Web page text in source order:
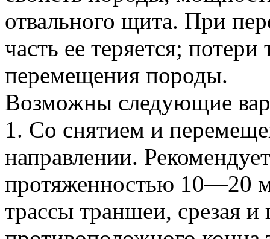
отвального щита. При
часть ее теряется;
перемещения породы.
Возможны следующие
1. Со снятием и
направлении.
протяженностью 10—20
трассы траншеи, срезая